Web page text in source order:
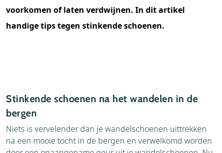
voorkomen of laten verdwijnen. In dit artikel
handige tips tegen stinkende schoenen.
Stinkende schoenen na het wandelen in de
bergen
Niets is vervelender dan je wandelschoenen uittrekken
na een mooie tocht in de bergen en verwelkomd worden